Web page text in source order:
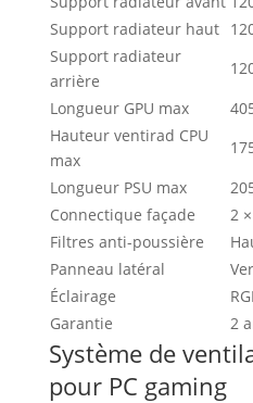
Support radiateur haut
Support radiateur
arrière
Longueur GPU max
Hauteur ventirad CPU
max
Longueur PSU max
Connectique façade
2
Filtres anti-poussière
Panneau latéral
Éclairage
Garantie
2
Système de
pour PC gaming